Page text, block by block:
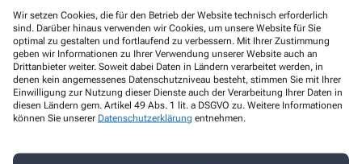
Wir setzen Cookies, die für den Betrieb der Website technisch erforderlich
sind. Darüber hinaus verwenden wir Cookies, um unsere Website für Sie
optimal zu gestalten und fortlaufend zu verbessern. Mit Ihrer Zustimmung
geben wir Informationen zu Ihrer Verwendung unserer Website auch an
Drittanbieter weiter. Soweit dabei Daten in Ländern verarbeitet werden, in
denen kein angemessenes Datenschutzniveau besteht, stimmen Sie mit Ihrer
Einwilligung zur Nutzung dieser Dienste auch der Verarbeitung Ihrer Daten in
diesen Ländern gem. Artikel 49 Abs. 1 lit. a DSGVO zu. Weitere Informationen
können Sie unserer Datenschutzerklärung entnehmen.
Welcome to WordPress on Azure Sites. This is your first
post. Edit or delete it, then start writing!
Mehr Lesen